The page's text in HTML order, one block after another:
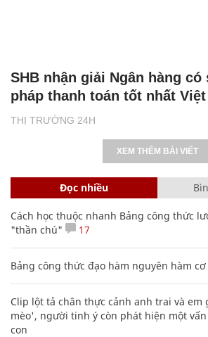
THỊ TRƯỜNG 24H
SHB nhận giải Ngân hàng có
pháp thanh toán tốt nhất Việt
XEM THÊM BÀI VIẾT
Đọc nhiều
Cách học thuộc nhanh Bảng công thức
"thần chú"
17
Bảng công thức đạo hàm nguyên hàm
Clip lột tả chân thực cảnh anh trai và em
mèo', người tinh ý còn phát hiện một
con